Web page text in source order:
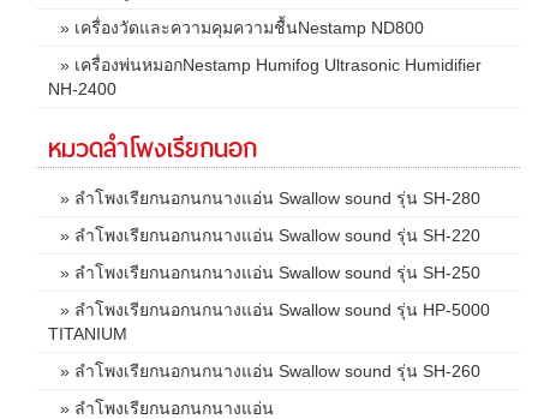
» เครื่องวัดและความคุมความชื้นNestamp ND800
» เครื่องพ่นหมอกNestamp Humifog Ultrasonic Humidifier
NH-2400
หมวดลำโพงเรียกนอก
» ลำโพงเรียกนอกนกนางแอ่น Swallow sound รุ่น SH-280
» ลำโพงเรียกนอกนกนางแอ่น Swallow sound รุ่น SH-220
» ลำโพงเรียกนอกนกนางแอ่น Swallow sound รุ่น SH-250
» ลำโพงเรียกนอกนกนางแอ่น Swallow sound รุ่น HP-5000
TITANIUM
» ลำโพงเรียกนอกนกนางแอ่น Swallow sound รุ่น SH-260
» ลำโพงเรียกนอกนกนางแอ่น